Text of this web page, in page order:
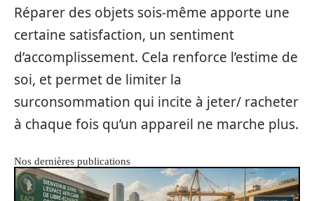
Réparer des objets sois-même apporte une
certaine satisfaction, un sentiment
d’accomplissement. Cela renforce l’estime de
soi, et permet de limiter la
surconsommation qui incite à jeter/ racheter
à chaque fois qu’un appareil ne marche plus.
Nos dernières publications